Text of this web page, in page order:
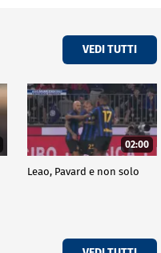
VEDI TUTTI
02:00
Leao, Pavard e non solo